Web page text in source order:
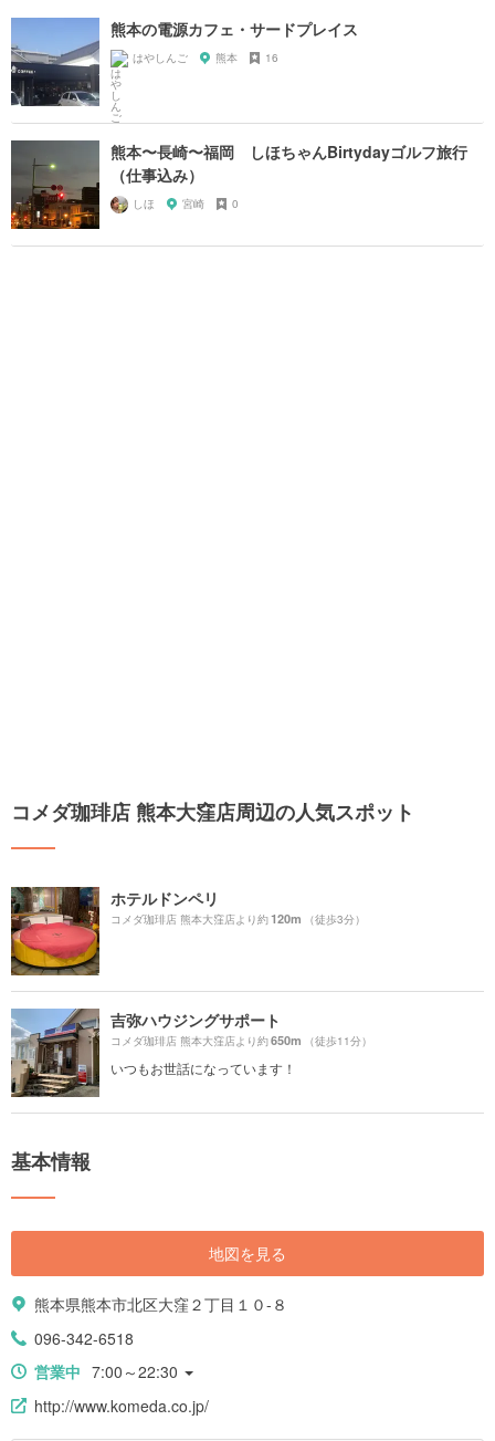
熊本の電源カフェ・サードプレイス
はやしんご 熊本 16
熊本〜長崎〜福岡 しほちゃんBirtydayゴルフ旅行
（仕事込み）
しほ 宮崎 0
コメダ珈琲店 熊本大窪店周辺の人気スポット
ホテルドンペリ
コメダ珈琲店 熊本大窪店より約120m （徒歩3分）
吉弥ハウジングサポート
コメダ珈琲店 熊本大窪店より約650m （徒歩11分）
いつもお世話になっています！
基本情報
地図を見る
熊本県熊本市北区大窪２丁目１０-８
096-342-6518
営業中 7:00～22:30
http://www.komeda.co.jp/